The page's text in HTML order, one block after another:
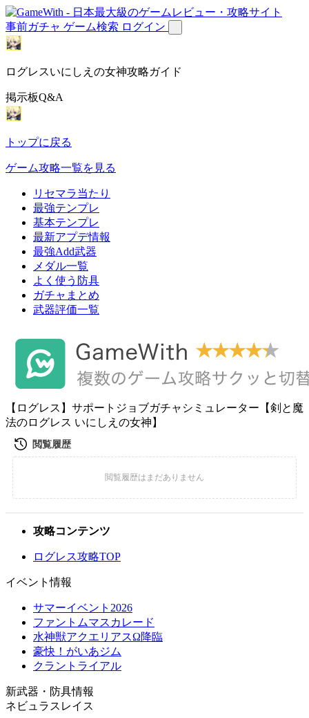
事前ガチャ ゲーム検索 ログイン
ログレスいにしえの女神攻略ガイド
掲示板Q&A
トップに戻る
ゲーム攻略一覧を見る
リセマラ当たり
最強テンプレ
基本テンプレ
最新アプデ情報
最強Add武器
メダル一覧
よく使う防具
ガチャまとめ
武器評価一覧
【ログレス】サポートジョブガチャシミュレーター【剣と魔
法のログレス いにしえの女神】
攻略コンテンツ
ログレス攻略TOP
イベント情報
サマーイベント2026
ファントムマスカレード
水神獣アクエリアスΩ降臨
豪快！がいあジム
クラントライアル
新武器・防具情報
ネビュラスレイス